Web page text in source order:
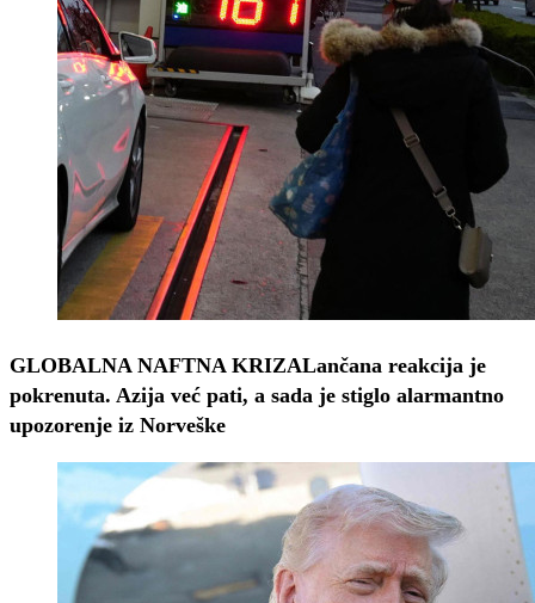
GLOBALNA NAFTNA KRIZALančana reakcija je
pokrenuta. Azija već pati, a sada je stiglo alarmantno
upozorenje iz Norveške